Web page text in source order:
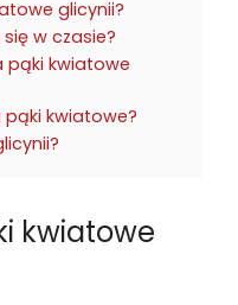
glicynii?
w czasie?
pąki kwiatowe
kwiatowe?
kwiatowe